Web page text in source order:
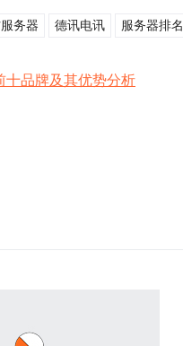
务器 德讯电讯 服务器排名
十品牌及其优势分析